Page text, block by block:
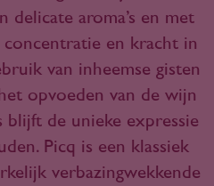
delicate aroma’s en met
concentratie en kracht in
van inheemse gisten
opvoeden van de wijn
blijft de unieke expressie
Picq is een klassiek
verbazingwekkende